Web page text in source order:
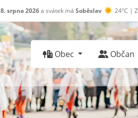
8. srpna 2026a svátek má Soběslav 24°C |
30°C
Obec Občan